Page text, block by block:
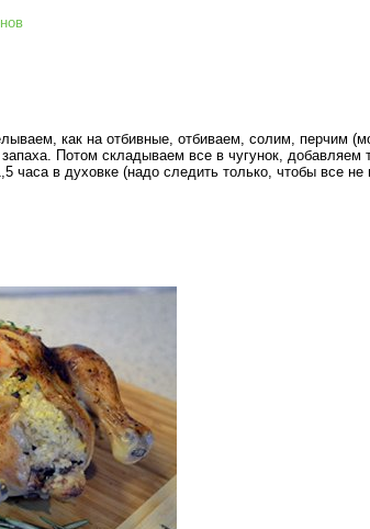
как на отбивные, отбиваем, солим, перчим
Потом складываем все в чугунок, добавляем
в духовке (надо следить только, чтобы все не